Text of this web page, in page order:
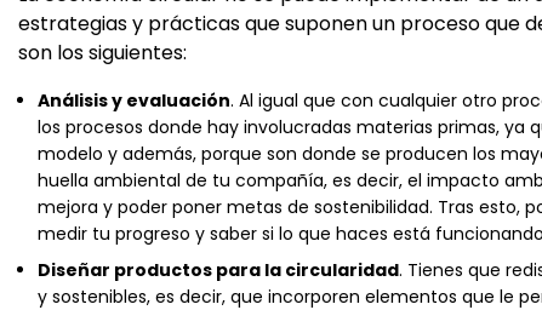
estrategias y prácticas que suponen un proceso que
son los siguientes:
Análisis y evaluación. Al igual que con cualquier otro
los procesos donde hay involucradas materias primas,
modelo y además, porque son donde se producen los
huella ambiental de tu compañía, es decir, el impacto
mejora y poder poner metas de sostenibilidad. Tras esto,
medir tu progreso y saber si lo que haces está
Diseñar productos para la circularidad. Tienes que
y sostenibles, es decir, que incorporen elementos que le